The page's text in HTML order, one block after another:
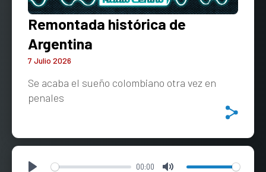
Remontada histórica de
Argentina
7 Julio 2026
Se acaba el sueño colombiano otra vez en
penales
Play 00:00 Mute